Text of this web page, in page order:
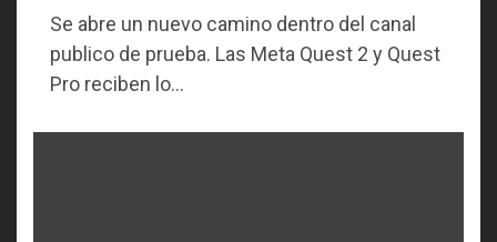
Se abre un nuevo camino dentro del canal
publico de prueba. Las Meta Quest 2 y Quest
Pro reciben lo...